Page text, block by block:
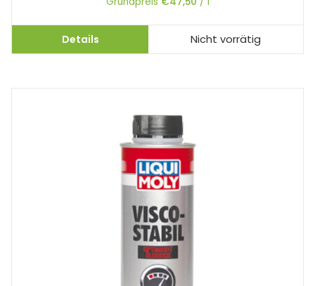
Details Nicht vorrätig